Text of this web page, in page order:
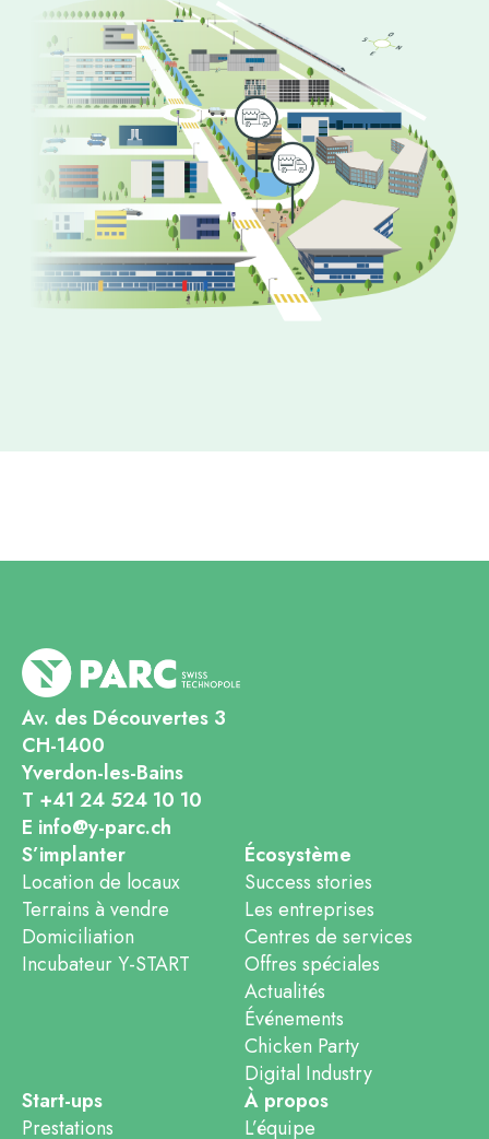
Av. des Découvertes 3
CH-1400
Yverdon-les-Bains
T +41 24 524 10 10
E info@y-parc.ch
S’implanter
Location de locaux
Terrains à vendre
Domiciliation
Incubateur Y-START
Écosystème
Success stories
Les entreprises
Centres de services
Offres spéciales
Actualités
Événements
Chicken Party
Digital Industry
Start-ups
Prestations
À propos
L’équipe